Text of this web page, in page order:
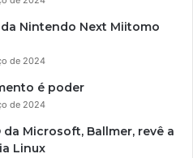
Nintendo Next Miitomo
de 2024
é poder
de 2024
da Microsoft, Ballmer, revê a
Linux